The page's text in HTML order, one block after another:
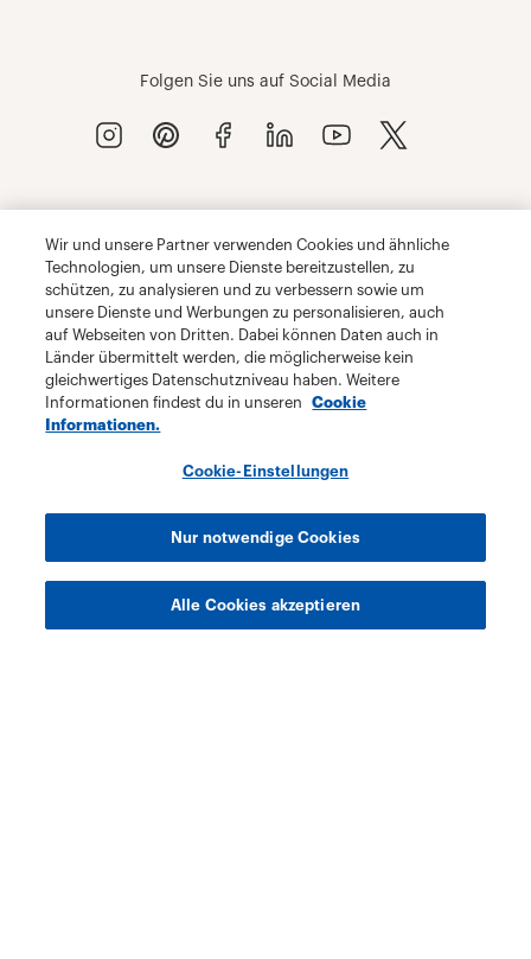
Wir und unsere Partner verwenden Cookies und ähnliche
Technologien, um unsere Dienste bereitzustellen, zu
schützen, zu analysieren und zu verbessern sowie um
unsere Dienste und Werbungen zu personalisieren, auch
auf Webseiten von Dritten. Dabei können Daten auch in
Länder übermittelt werden, die möglicherweise kein
gleichwertiges Datenschutzniveau haben. Weitere
Informationen findest du in unseren
Cookie
Informationen.
Cookie-Einstellungen
Nur notwendige Cookies
Alle Cookies akzeptieren